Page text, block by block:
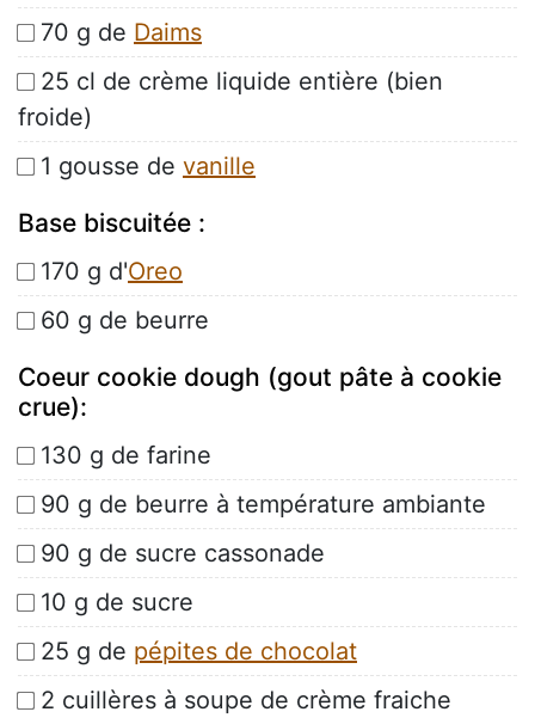
70 g de Daims
25 cl de crème liquide entière (bien
froide)
1 gousse de vanille
Base biscuitée :
170 g d'Oreo
60 g de beurre
Coeur cookie dough (gout pâte à cookie
crue):
130 g de farine
90 g de beurre à température ambiante
90 g de sucre cassonade
10 g de sucre
25 g de pépites de chocolat
2 cuillères à soupe de crème fraiche